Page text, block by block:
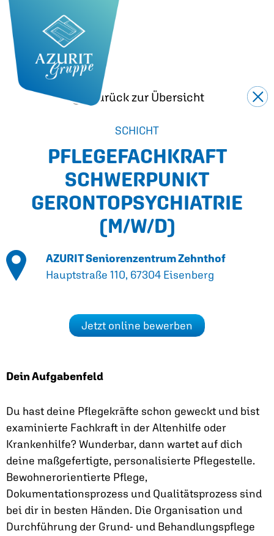
Zurück zur Übersicht
SCHICHT
PFLEGEFACHKRAFT
SCHWERPUNKT
GERONTOPSYCHIATRIE
(M/W/D)
AZURIT Seniorenzentrum Zehnthof
Hauptstraße 110, 67304 Eisenberg
Jetzt online bewerben
Dein Aufgabenfeld
Du hast deine Pflegekräfte schon geweckt und bist
examinierte Fachkraft in der Altenhilfe oder
Krankenhilfe? Wunderbar, dann wartet auf dich
deine maßgefertigte, personalisierte Pflegestelle.
Bewohnerorientierte Pflege,
Dokumentationsprozess und Qualitätsprozess sind
bei dir in besten Händen. Die Organisation und
Durchführung der Grund- und Behandlungspflege